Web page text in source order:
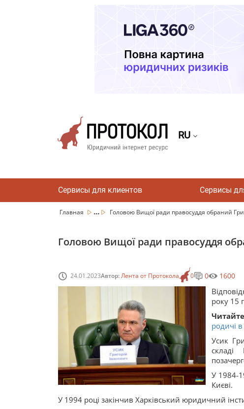
RU
Сервисы для клиентов Сервисы
Главная ... Головою Вищої ради правосуддя обраний
Головою Вищої ради правосуддя
24.01.2023Автор:Лента от Протокола 0 0 1600
року 15
родичі
Усик
У 1984-
Києві.
У 1994 році закінчив Харківський юридичний